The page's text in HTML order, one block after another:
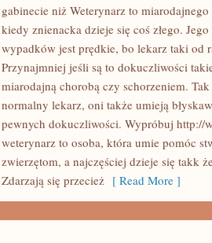
gabinecie niż Weterynarz to
kiedy znienacka dzieje się coś złego.
wypadków jest prędkie, bo lekarz taki od
Przynajmniej jeśli są to dokuczliwości
miarodajną chorobą czy schorzeniem.
normalny lekarz, oni także umieją
pewnych dokuczliwości. Wypróbuj http://
weterynarz to osoba, która umie pomóc
zwierzętom, a najczęściej dzieje się takk
Zdarzają się przecież [ Read More ]